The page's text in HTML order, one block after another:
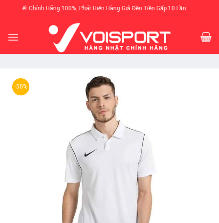
Kết Chính Hãng 100%, Phát Hiện Hàng Giả Đền Tiền Gấp 10 Lần
-50%